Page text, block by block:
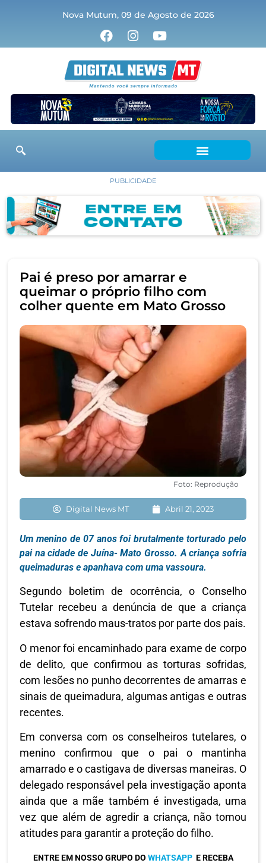
Nova Mutum, 09 de Agosto de 2026
PUBLICIDADE
Pai é preso por amarrar e
queimar o próprio filho com
colher quente em Mato Grosso
Foto: Reprodução
Digital News MT Abril 21, 2023
Um menino de 07 anos foi brutalmente torturado pelo
pai na cidade de Juína- Mato Grosso. A criança sofria
queimaduras e apanhava com uma vassoura.
Segundo boletim de ocorrência, o Conselho
Tutelar recebeu a denúncia de que a criança
estava sofrendo maus-tratos por parte dos pais.
O menor foi encaminhado para exame de corpo
de delito, que confirmou as torturas sofridas,
com lesões no punho decorrentes de amarras e
sinais de queimadura, algumas antigas e outras
recentes.
Em conversa com os conselheiros tutelares, o
menino confirmou que o pai o mantinha
amarrado e o castigava de diversas maneiras. O
delegado responsável pela investigação aponta
ainda que a mãe também é investigada, uma
vez que além de agredir a criança, não tomou
atitudes para garantir a proteção do filho.
ENTRE EM NOSSO GRUPO DO WHATSAPP E RECEBA